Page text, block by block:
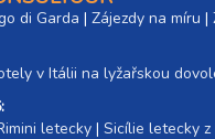
di Garda | Zájezdy na míru |
v Itálii na lyžařskou
letecky | Sicílie letecky z